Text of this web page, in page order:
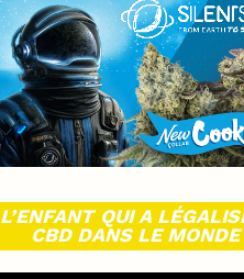
L’ENFANT QUI A
CBD DANS LE MONDE